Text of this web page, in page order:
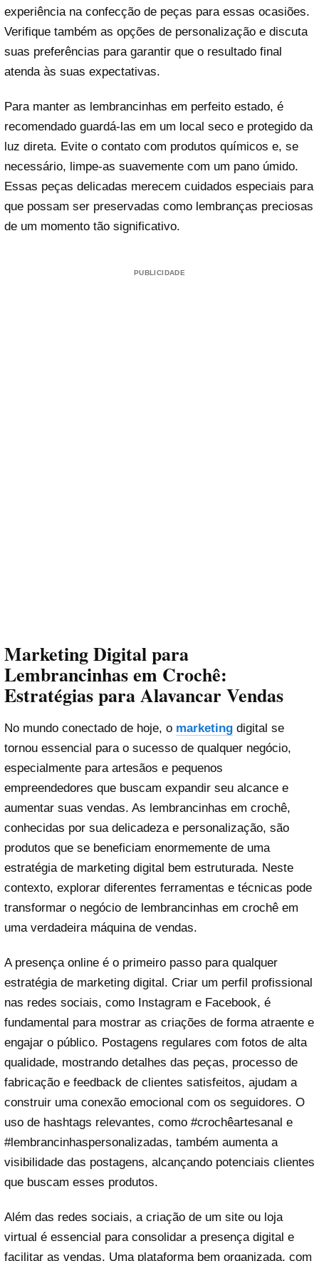
experiência na confecção de peças para essas ocasiões.
Verifique também as opções de personalização e discuta
suas preferências para garantir que o resultado final
atenda às suas expectativas.
Para manter as lembrancinhas em perfeito estado, é
recomendado guardá-las em um local seco e protegido da
luz direta. Evite o contato com produtos químicos e, se
necessário, limpe-as suavemente com um pano úmido.
Essas peças delicadas merecem cuidados especiais para
que possam ser preservadas como lembranças preciosas
de um momento tão significativo.
PUBLICIDADE
Marketing Digital para
Lembrancinhas em Crochê:
Estratégias para Alavancar Vendas
No mundo conectado de hoje, o marketing digital se
tornou essencial para o sucesso de qualquer negócio,
especialmente para artesãos e pequenos
empreendedores que buscam expandir seu alcance e
aumentar suas vendas. As lembrancinhas em crochê,
conhecidas por sua delicadeza e personalização, são
produtos que se beneficiam enormemente de uma
estratégia de marketing digital bem estruturada. Neste
contexto, explorar diferentes ferramentas e técnicas pode
transformar o negócio de lembrancinhas em crochê em
uma verdadeira máquina de vendas.
A presença online é o primeiro passo para qualquer
estratégia de marketing digital. Criar um perfil profissional
nas redes sociais, como Instagram e Facebook, é
fundamental para mostrar as criações de forma atraente e
engajar o público. Postagens regulares com fotos de alta
qualidade, mostrando detalhes das peças, processo de
fabricação e feedback de clientes satisfeitos, ajudam a
construir uma conexão emocional com os seguidores. O
uso de hashtags relevantes, como #crochêartesanal e
#lembrancinhaspersonalizadas, também aumenta a
visibilidade das postagens, alcançando potenciais clientes
que buscam esses produtos.
Além das redes sociais, a criação de um site ou loja
virtual é essencial para consolidar a presença digital e
facilitar as vendas. Uma plataforma bem organizada, com